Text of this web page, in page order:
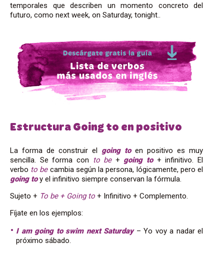
temporales que describen un momento concreto del
futuro, como next week, on Saturday, tonight..
Estructura Going to en positivo
La forma de construir el going toen positivo es muy
sencilla. Se forma con
to be+ going to+ infinitivo. El
verbo to becambia según la persona, lógicamente, pero el
going toy el infinitivo siempre conservan la fórmula.
Sujeto + To be + Going to + Infinitivo + Complemento.
Fíjate en los ejemplos:
I am going to swim next Saturday– Yo voy a nadar el
próximo sábado.